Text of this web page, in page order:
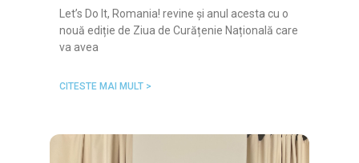
Let’s Do It, Romania! revine și anul acesta cu o
nouă ediție de Ziua de Curățenie Națională care
va avea
CITESTE MAI MULT >